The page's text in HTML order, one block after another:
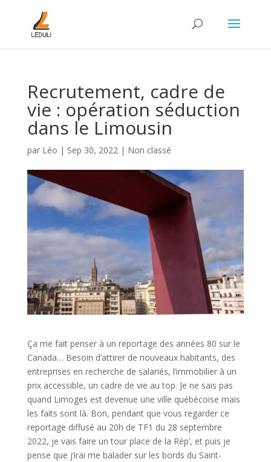
Recrutement, cadre de
vie : opération séduction
dans le Limousin
par Léo | Sep 30, 2022| Non classé
Ça me fait penser à un reportage des années 80 sur le
Canada… Besoin d’attirer de nouveaux habitants, des
entreprises en recherche de salariés, l’immobilier à un
prix accessible, un cadre de vie au top. Je ne sais pas
quand Limoges est devenue une ville québécoise mais
les faits sont là. Bon, pendant que vous regarder ce
reportage diffusé au 20h de TF1 du 28 septembre
2022, je vais faire un tour place de la Rép’, et puis je
pense que j’irai me balader sur les bords du Saint-